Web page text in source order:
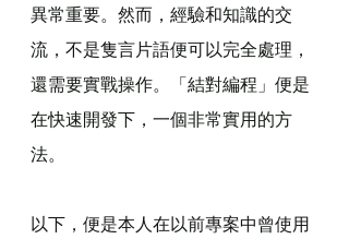
異常重要。然而，經驗和知識的交
流，不是隻言片語便可以完全處理，
還需要實戰操作。「結對編程」便是
在快速開發下，一個非常實用的方
法。
以下，便是本人在以前專案中曾使用